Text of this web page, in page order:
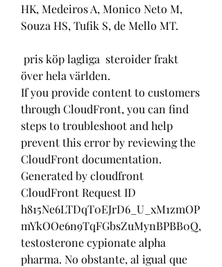
HK, Medeiros A, Monico Neto M,
Souza HS, Tufik S, de Mello MT.
över hela världen.
If you provide content to customers
through CloudFront, you can find
steps to troubleshoot and help
prevent this error by reviewing the
CloudFront documentation.
Generated by cloudfront
CloudFront Request ID
h815Ne6LTDqT0EJrD6_U_xM1zmOP
mYkOOe6n9TqFGbsZuMynBPBB0Q,
testosterone cypionate alpha
pharma. No obstante, al igual que